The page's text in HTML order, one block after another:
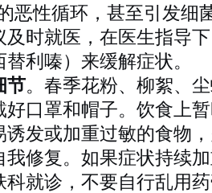
恶性循环，甚至引发细
及时就医，在医生指导
替利嗪）来缓解症状。
节。春季花粉、柳絮、
好口罩和帽子。饮食上
诱发或加重过敏的食物
我修复。如果症状持续
科就诊，不要自行乱用